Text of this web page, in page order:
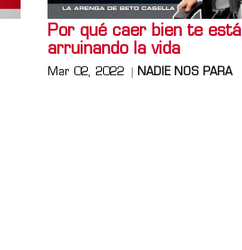
Por qué caer bien te está
arruinando la vida
Mar 02, 2022 NADIE NOS PARA